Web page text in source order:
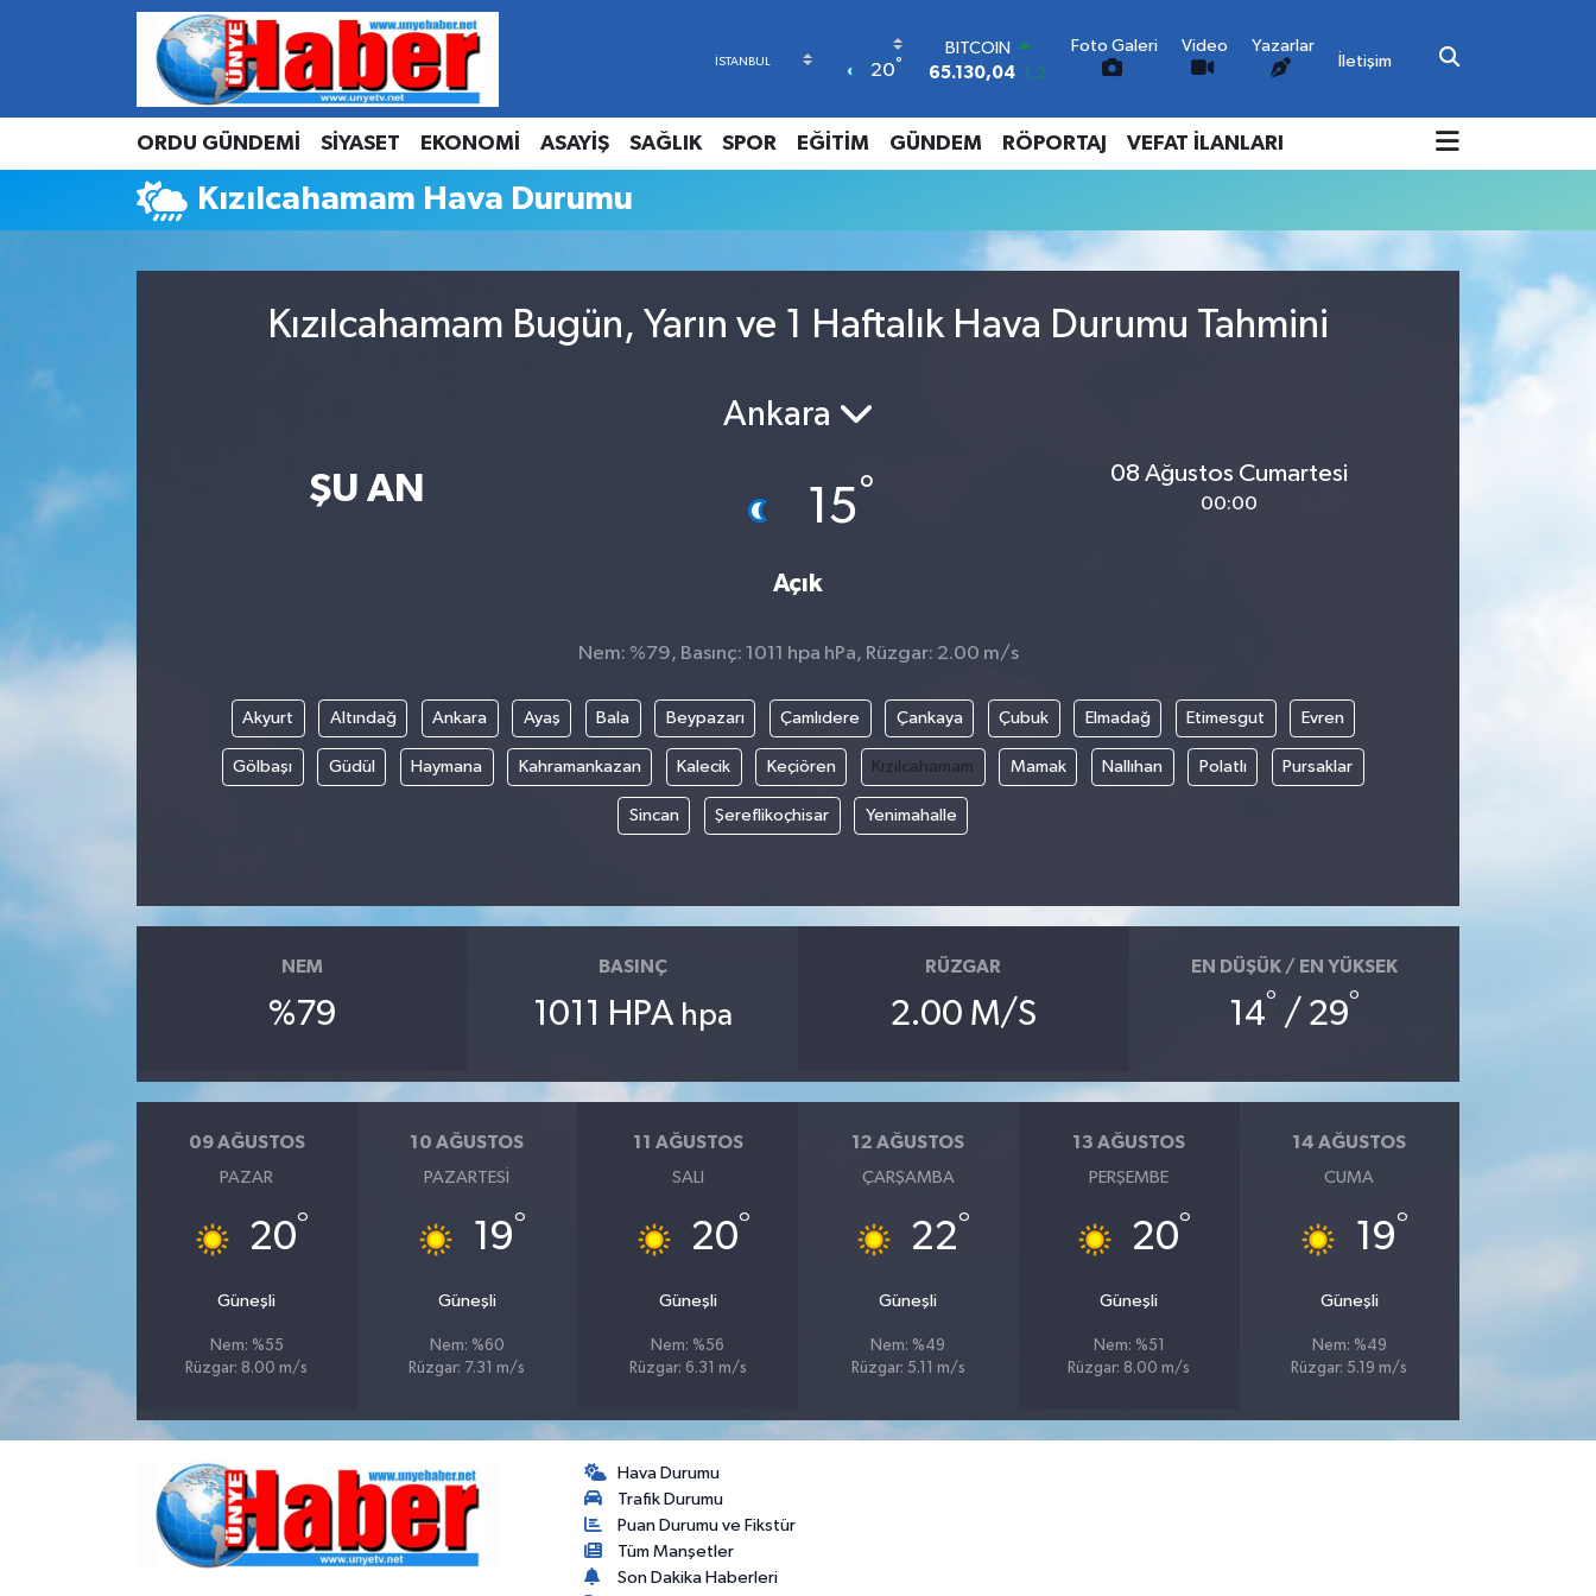
20°
BITCOIN
65.130,04 1.2
47,7106 0.17
EURO
55,1652 0.27
GRAM ALTIN
6648.99 2.59
13.773 -19
Foto Galeri Video
Yazarlar
İletişim
ORDU GÜNDEMİ SİYASET EKONOMİ ASAYİŞ SAĞLIK SPOR EĞİTİM GÜNDEM RÖPORTAJ VEFAT İLANLARI
Kızılcahamam Hava Durumu
Kızılcahamam Bugün, Yarın ve 1 Haftalık Hava Durumu Tahmini
ŞU AN
Ankara
15°
Açık
08 Ağustos Cumartesi
00:00
Nem: %79, Basınç: 1011 hpa hPa, Rüzgar: 2.00 m/s
Akyurt Altındağ Ankara Ayaş Bala Beypazarı Çamlıdere Çankaya Çubuk Elmadağ Etimesgut Evren
Gölbaşı Güdül Haymana Kahramankazan Kalecik Keçiören Kızılcahamam Mamak Nallıhan Polatlı Pursaklar
Sincan Şereflikoçhisar Yenimahalle
NEM
%79
BASINÇ
1011 HPA hpa
RÜZGAR
2.00 M/S
EN DÜŞÜK / EN YÜKSEK
14° / 29°
09 AĞUSTOS
PAZAR
20°
Güneşli
Nem: %55
Rüzgar: 8.00 m/s
10 AĞUSTOS
PAZARTESI
19°
Güneşli
Nem: %60
Rüzgar: 7.31 m/s
11 AĞUSTOS
SALI
20°
Güneşli
Nem: %56
Rüzgar: 6.31 m/s
12 AĞUSTOS
ÇARŞAMBA
22°
Güneşli
Nem: %49
Rüzgar: 5.11 m/s
13 AĞUSTOS
PERŞEMBE
20°
Güneşli
Nem: %51
Rüzgar: 8.00 m/s
14 AĞUSTOS
CUMA
19°
Güneşli
Nem: %49
Rüzgar: 5.19 m/s
Hava Durumu
Trafik Durumu
Puan Durumu ve Fikstür
Tüm Manşetler
Son Dakika Haberleri
Hava Durumu
Trafik Durumu
Süper Lig Puan Durumu ve Fikstür
Tüm Manşetler